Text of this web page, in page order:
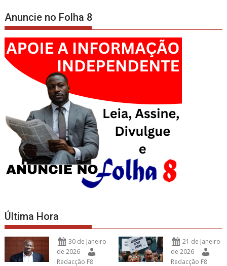
Anuncie no Folha 8
Última Hora
30 de Janeiro
de 2026
Redacção F8
21 de Janeiro
de 2026
Redacção F8